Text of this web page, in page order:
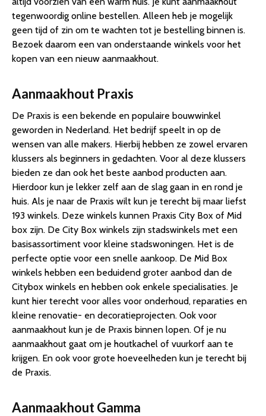
tegenwoordig online bestellen. Alleen heb je mogelijk
geen tijd of zin om te wachten tot je bestelling binnen is.
Bezoek daarom een van onderstaande winkels voor het
kopen van een nieuw aanmaakhout.
Aanmaakhout Praxis
De Praxis is een bekende en populaire bouwwinkel
geworden in Nederland. Het bedrijf speelt in op de
wensen van alle makers. Hierbij hebben ze zowel ervaren
klussers als beginners in gedachten. Voor al deze klussers
bieden ze dan ook het beste aanbod producten aan.
Hierdoor kun je lekker zelf aan de slag gaan in en rond je
huis. Als je naar de Praxis wilt kun je terecht bij maar liefst
193 winkels. Deze winkels kunnen Praxis City Box of Mid
box zijn. De City Box winkels zijn stadswinkels met een
basisassortiment voor kleine stadswoningen. Het is de
perfecte optie voor een snelle aankoop. De Mid Box
winkels hebben een beduidend groter aanbod dan de
Citybox winkels en hebben ook enkele specialisaties. Je
kunt hier terecht voor alles voor onderhoud, reparaties en
kleine renovatie- en decoratieprojecten. Ook voor
aanmaakhout kun je de Praxis binnen lopen. Of je nu
aanmaakhout gaat om je houtkachel of vuurkorf aan te
krijgen. En ook voor grote hoeveelheden kun je terecht bij
de Praxis.
Aanmaakhout Gamma